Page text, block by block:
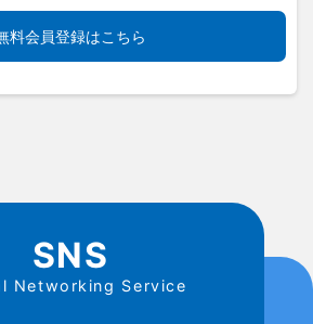
料会員登録はこちら
SNS
Networking Service